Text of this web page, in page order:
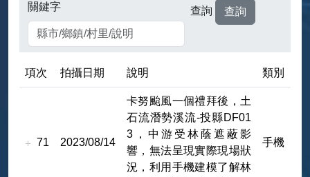
關鍵字 查詢
項次 拍攝日期 說明 類別
71 2023/08/14
卡努颱風一個禮拜後，土
石流潛勢溪流-投縣DF01
3，中游受林蔭遮蔽影
響，無法呈現實際現場狀
況，利用手機建模了解林
手機